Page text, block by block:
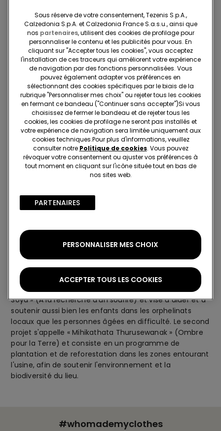
récompenser les plus méritants par des augmentations
annuelles et des primes, mais aussi à développer des
carrières internes profitables.
Avantages pour la communauté
En plus de ses propres membres du personnel, il est
important de soutenir la communauté dans laquelle
l'usine se trouve. Parmi les projets développés par
Alpha, les deux projets les plus importants ont vu le jour
cette année. Le premier projet s'appelle « Hasarellak
Soya » (À la recherche d'un sourire) et vise à aider et à
soutenir aussi bien les enfants dans les orphelinats
locaux que les personnes âgées en difficulté. Le second
projet s'appelle « Mihikathata Thurusewanak » (Ombre
pour la Terre) et consiste en un programme de
plantation et de reforestation dans les zones entourant
l'usine, afin de soutenir l'environnement et la
biodiversité du lieu.
#whomademyclothes
Sous réserve de votre consentement, Tezenis S.p.A.,
Calzedonia S.p.A. et Calzedonia France S.a.s.u., ainsi que
nos partenaires, utilisent des cookies de profilage pour
personnaliser le contenu et les publicités pour vous. En
cliquant sur "Accepter tous les cookies", vous acceptez
l'installation de ces traceurs qui améliorent votre expérience
de navigation par des fonctions personnalisées. Vous
pouvez également adapter vos préférences en
sélectionnant des cookies spécifiques par le biais de la
rubrique "Personnaliser mes choix" ou rejeter tous les cookies
en fermant ce bandeau ("Continuer sans accepter")​Si vous
choisissez de fermer le bandeau et de rejeter tous les
cookies, les cookies de profilage ne seront pas installés et
votre expérience de navigation sera limitée uniquement aux
cookies techniques.​Pour plus d'informations, veuillez
consulter notre Politique de cookies. Vous pouvez
révoquer votre consentement ou ajuster vos préférences à
tout moment en cliquant sur l'icône située tout en bas de
nos sites web.
PARTENAIRES​
PERSONNALISER MES CHOIX
ACCEPTER TOUS LES COOKIES